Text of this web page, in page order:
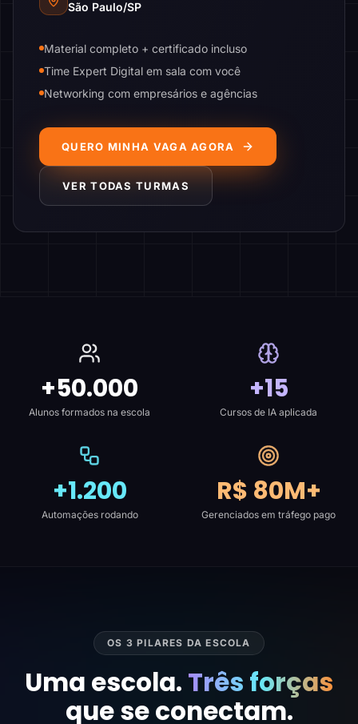
São Paulo/SP
Material completo + certificado incluso
Time Expert Digital em sala com você
Networking com empresários e agências
QUERO MINHA VAGA AGORA
VER TODAS TURMAS
+50.000
Alunos formados na escola
+15
Cursos de IA aplicada
+1.200
Automações rodando
R$ 80M+
Gerenciados em tráfego pago
OS 3 PILARES DA ESCOLA
Uma escola. Três forças
que se conectam.